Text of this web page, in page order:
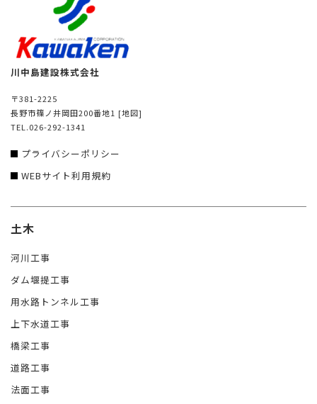
川中島建設株式会社
〒381-2225
長野市篠ノ井岡田200番地1 [地図]
TEL.026-292-1341
プライバシーポリシー
WEBサイト利用規約
土木
河川工事
ダム堰提工事
用水路トンネル工事
上下水道工事
橋梁工事
道路工事
法面工事